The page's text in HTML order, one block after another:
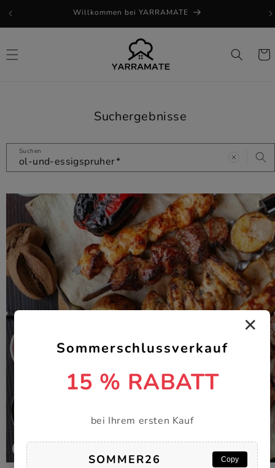
Inhalt
Willkommen bei YARRAMATE
Suchergebnisse
Suchen
Blog
✕
Sommerschlussverkauf
15 % RABATT
bei Ihrem ersten Kauf
SOMMER26 Copy